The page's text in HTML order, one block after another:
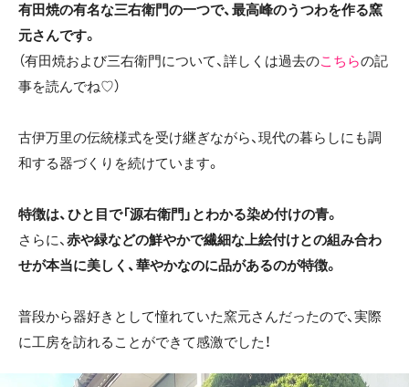
有田焼の有名な三右衛門の一つで、最高峰のうつわを作る窯
元さんです。
（有田焼および三右衛門について、詳しくは過去のこちらの記
事を読んでね♡）
古伊万里の伝統様式を受け継ぎながら、現代の暮らしにも調
和する器づくりを続けています。
特徴は、ひと目で「源右衛門」とわかる染め付けの青。
さらに、 赤や緑などの鮮やかで繊細な上絵付けとの組み合わ
せが本当に美しく、華やかなのに品があるのが特徴。
普段から器好きとして憧れていた窯元さんだったので、実際
に工房を訪れることができて感激でした！